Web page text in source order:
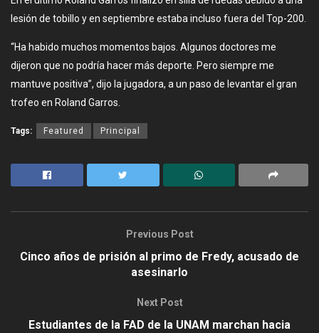
lesión de tobillo y en septiembre estaba incluso fuera del Top-200.
“Ha habido muchos momentos bajos. Algunos doctores me
dijeron que no podría hacer más deporte. Pero siempre me
mantuve positiva”, dijo la jugadora, a un paso de levantar el gran
trofeo en Roland Garros.
Tags: Featured Principal
Previous Post
Cinco años de prisión al primo de Fredy, acusado de
asesinarlo
Next Post
Estudiantes de la FAD de la UNAM marchan hacia